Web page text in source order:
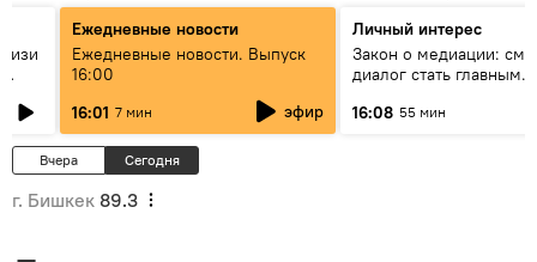
изи
Ежедневные новости
Ежедневные новости. Выпуск
16:00
16:01 7 мин эфир
Личный интерес
Закон о медиации:
диалог стать главным
Кыргызстане?
16:08 55 мин
Вчера Сегодня
г. Бишкек 89.3